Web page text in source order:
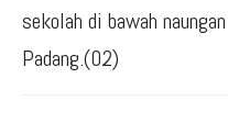
sekolah di bawah
Padang.(02)